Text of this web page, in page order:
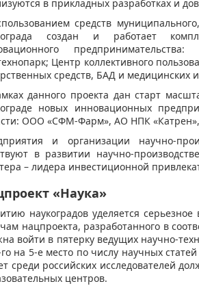
в прикладных разработках и
средств
создан и работает
Центр коллективного
средств, БАД и медицинских
данного проекта дан старт
новых инновационных
ООО «СФМ-Фарм», АО НПК
и организации научно-
в развитии научно-
– лидера инвестиционной
«Наука»
наукоградов уделяется
нацпроекта, разработанного в
войти в пятерку ведущих научно-
на 5-е место по числу научных
среди российских исследователей
центров.